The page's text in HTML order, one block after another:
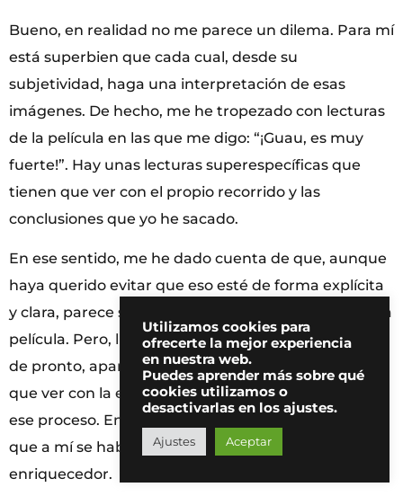
Bueno, en realidad no me parece un dilema. Para mí
está superbien que cada cual, desde su
subjetividad, haga una interpretación de esas
imágenes. De hecho, me he tropezado con lecturas
de la película en las que me digo: “¡Guau, es muy
fuerte!”. Hay unas lecturas superespecíficas que
tienen que ver con el propio recorrido y las
conclusiones que yo he sacado.
En ese sentido, me he dado cuenta de que, aunque
haya querido evitar que eso esté de forma explícita
y clara, parece ser que, de alguna manera, está en la
película. Pero, luego, casi me interesa más cuando,
de pronto, aparecen lecturas que no tienen nada
que ver con la elaboración que yo he hecho de todo
ese proceso. Entonces, me descubren significados
que a mí se habían escapado y eso es todavía más
enriquecedor.
Utilizamos cookies para
ofrecerte la mejor experiencia
en nuestra web.
Puedes aprender más sobre qué
cookies utilizamos o
desactivarlas en los ajustes.
Ajustes Aceptar